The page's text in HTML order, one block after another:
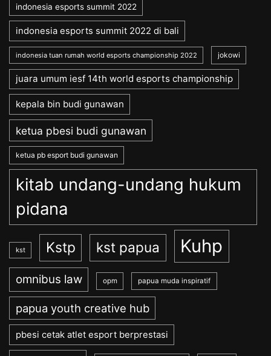
indonesia esports summit 2022
indonesia esports summit 2022 di bali
indonesia tuan rumah world esports championship 2022 jokowi
juara umum iesf 14th world esports championship
kepala bin budi gunawan
ketua pbesi budi gunawan
ketua pb esport budi gunawan
kitab undang-undang hukum
pidana
kst Kstp kst papua Kuhp
omnibus law opm papua muda inspiratif
papua youth creative hub
pbesi cetak atlet esport berprestasi